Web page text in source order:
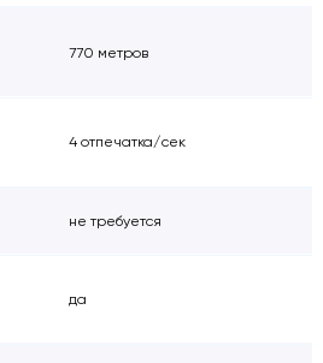
770 метров
4 отпечатка/сек
не требуется
да